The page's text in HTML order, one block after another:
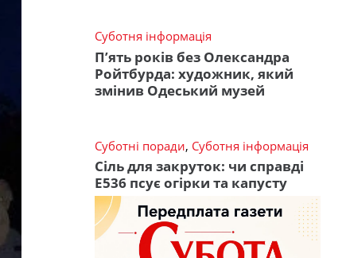
Суботня інформація
П’ять років без Олександра
Ройтбурда: художник, який
змінив Одеський музей
Суботні поради, Суботня інформація
Сіль для закруток: чи справді
Е536 псує огірки та капусту